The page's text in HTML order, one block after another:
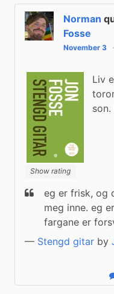
Norman
Fosse
November 3
Show rating
Liv
eg er frisk, og
meg inne. eg
fargane er
— Stengd gitar by